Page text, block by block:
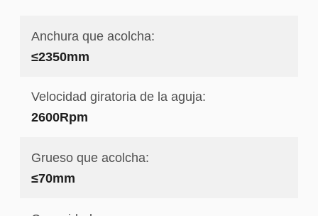
Anchura que acolcha:
≤2350mm
Velocidad giratoria de la aguja:
2600Rpm
Grueso que acolcha:
≤70mm